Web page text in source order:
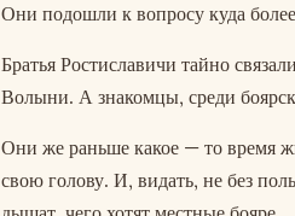
Они подошли к вопросу куда
Братья Ростиславичи тайно
Волыни. А знакомцы, среди
Они же раньше какое — то время
свою голову. И, видать, не без